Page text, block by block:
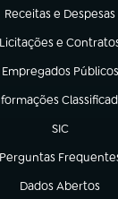
Receitas e Despesas
(abre em nova aba)
Licitações e
(abre em nova aba)
Empregados Públicos
(abre em nova aba)
em nova aba)
SIC
(abre em
Perguntas
(abre em nova aba)
Dados Abertos
(abre em nova aba)